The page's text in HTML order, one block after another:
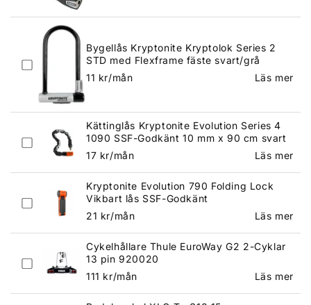
Bygellås Kryptonite Kryptolok Series 2
STD med Flexframe fäste svart/grå
Ordinarie
11 kr/mån Läs mer
Kättinglås Kryptonite Evolution Series 4
1090 SSF-Godkänt 10 mm x 90 cm svart
Ordinarie
17 kr/mån Läs mer
Kryptonite Evolution 790 Folding Lock
Vikbart lås SSF-Godkänt
Ordinarie
21 kr/mån Läs mer
Cykelhållare Thule EuroWay G2 2-Cyklar
13 pin 920020
Ordinarie
111 kr/mån Läs mer